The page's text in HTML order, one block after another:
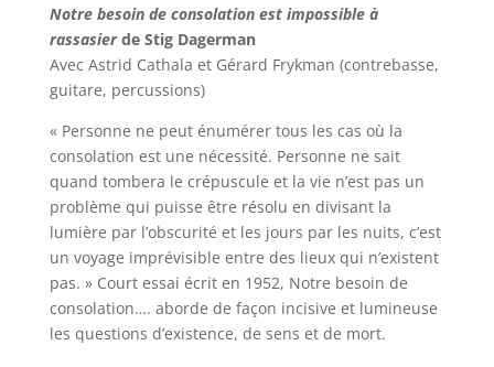
Notre besoin de consolation est impossible à
rassasierde Stig Dagerman
Avec Astrid Cathala et Gérard Frykman (contrebasse,
guitare, percussions)
« Personne ne peut énumérer tous les cas où la
consolation est une nécessité. Personne ne sait
quand tombera le crépuscule et la vie n’est pas un
problème qui puisse être résolu en divisant la
lumière par l’obscurité et les jours par les nuits, c’est
un voyage imprévisible entre des lieux qui n’existent
pas. » Court essai écrit en 1952, Notre besoin de
consolation…. aborde de façon incisive et lumineuse
les questions d’existence, de sens et de mort.